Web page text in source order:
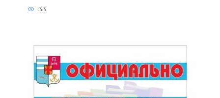
33